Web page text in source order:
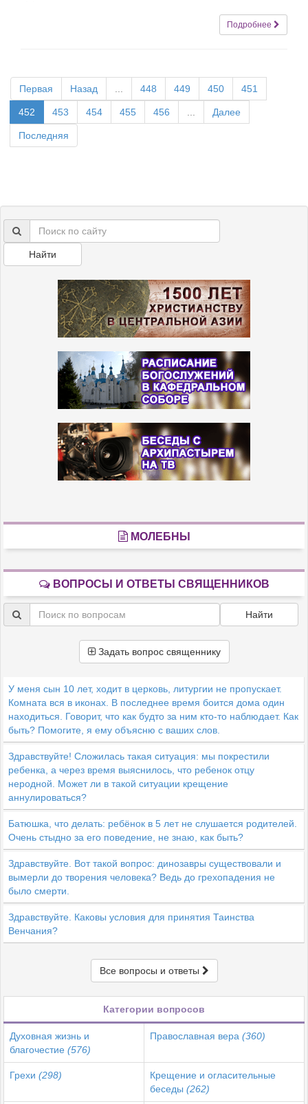
Подробнее
Первая Назад 448 449 450 451
452 453 454 455 456 Далее
Последняя
Найти
МОЛЕБНЫ
ВОПРОСЫ И ОТВЕТЫ СВЯЩЕННИКОВ
Найти
Задать вопрос священнику
У меня сын 10 лет, ходит в церковь, литургии не пропускает.
Комната вся в иконах. В последнее время боится дома один
находиться. Говорит, что как будто за ним кто-то наблюдает. Как
быть? Помогите, я ему объясню с ваших слов.
Здравствуйте! Сложилась такая ситуация: мы покрестили
ребенка, а через время выяснилось, что ребенок отцу
неродной. Может ли в такой ситуации крещение
аннулироваться?
Батюшка, что делать: ребёнок в 5 лет не слушается родителей.
Очень стыдно за его поведение, не знаю, как быть?
Здравствуйте. Вот такой вопрос: динозавры существовали и
вымерли до творения человека? Ведь до грехопадения не
было смерти.
Здравствуйте. Каковы условия для принятия Таинства
Венчания?
Все вопросы и ответы
Категории вопросов
Духовная жизнь и
благочестие (576)
Православная вера (360)
Грехи (298)
Крещение и огласительные
беседы (262)